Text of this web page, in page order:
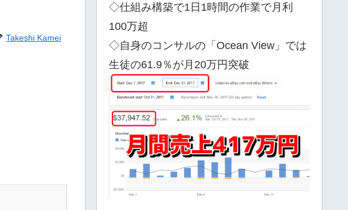
Takeshi Kamei
◇仕組み構築で1日1時間の作業で月利
100万超
◇自身のコンサルの「Ocean View」では
生徒の61.9％が月20万円突破